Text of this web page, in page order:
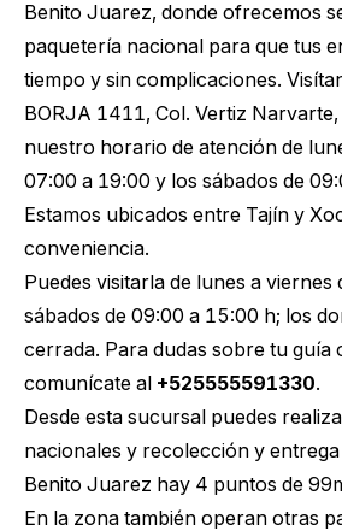
Benito Juarez, donde ofrecemos
paquetería nacional para que tus
tiempo y sin complicaciones.
BORJA 1411, Col. Vertiz
nuestro horario de atención de
07:00 a 19:00 y los sábados de
Estamos ubicados entre Tajín y
conveniencia.
Puedes visitarla de lunes a viernes
sábados de 09:00 a 15:00 h; los
cerrada. Para dudas sobre tu guía
comunícate al +525555591330.
Desde esta sucursal puedes
nacionales y recolección y
Benito Juarez hay 4 puntos de
En la zona también operan otras